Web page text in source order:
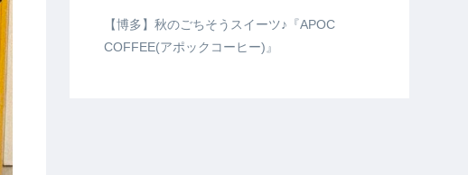
【博多】秋のごちそうスイーツ♪『APOC
COFFEE(アポックコーヒー)』